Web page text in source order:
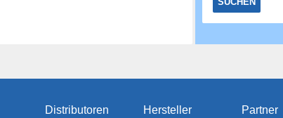
Distributoren Hersteller Partner